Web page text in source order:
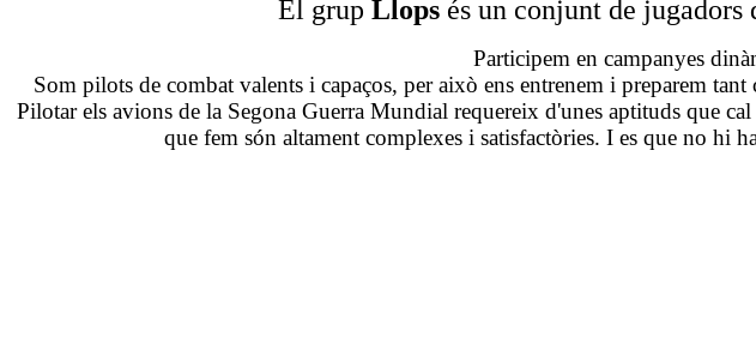
El grup Llops és un conjunt de jugadors
Participem en campanyes
Som pilots de combat valents i capaços, per això ens entrenem i preparem
Pilotar els avions de la Segona Guerra Mundial requereix d'unes aptituds que
que fem són altament complexes i satisfactòries. I es que no hi